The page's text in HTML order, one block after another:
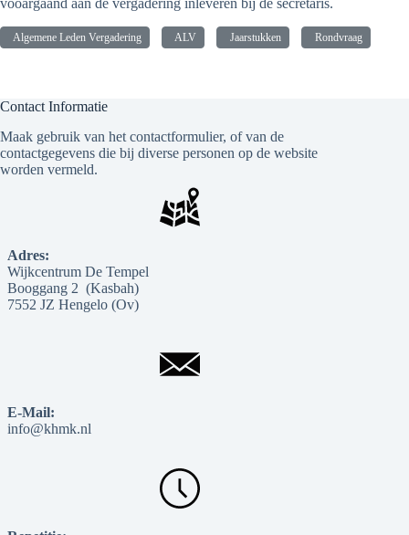
vooargaand aan de vergadering inleveren bij de secretaris.
Algemene Leden Vergadering ALV Jaarstukken Rondvraag
Contact Informatie
Maak gebruik van het contactformulier, of van de
contactgegevens die bij diverse personen op de website
worden vermeld.
Adres:
Wijkcentrum De Tempel
Booggang 2 (Kasbah)
7552 JZ Hengelo (Ov)
E-Mail:
info@khmk.nl